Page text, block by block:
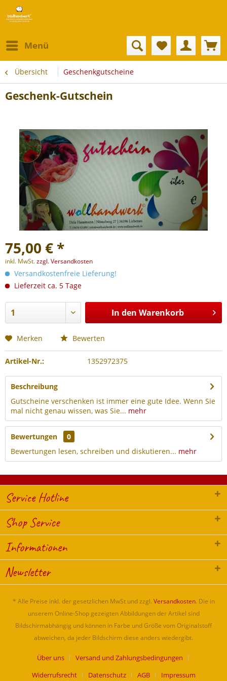
Menü
Übersicht Geschenkgutscheine
Geschenk-Gutschein
75,00 € *
inkl. MwSt.zzgl. Versandkosten
Versandkostenfreie Lieferung!
Lieferzeit ca. 5 Tage
In den Warenkorb
Merken Bewerten
Artikel-Nr.: 1352972375
Beschreibung
Gutscheine verschenken ist immer eine gute Idee. Wenn Sie
mal nicht genau wissen, was Sie... mehr
Bewertungen
0
Bewertungen lesen, schreiben und diskutieren... mehr
Service Hotline
Shop Service
Informationen
Newsletter
* Alle Preise inkl. der gesetzlichen MwSt und zzgl. Versandkosten. Die in
unserem Online-Shop gezeigten Abbildungen der Artikel sind
Bildschirmabhängig und können in Farbe und Größe vom Originalstoff
abweichen, da jeder Bildschirm diese anders wiedergibt.
Über uns
Versand und Zahlungsbedingungen
Widerrufsrecht
Datenschutz AGB Impressum